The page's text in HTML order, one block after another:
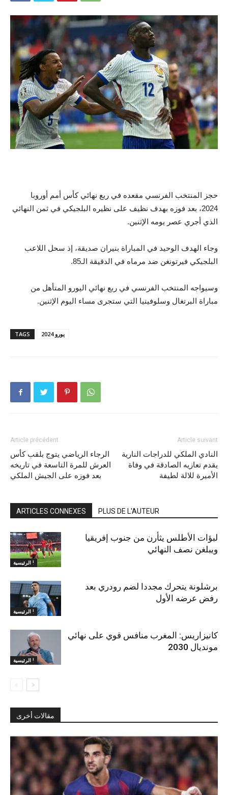
حجز المنتخب الفرنسي مقعده في ربع نهائي كأس أمم أوروبا
2024، بعد فوزه بهدف نظيف على نظيره البلجيكي في ثمن النهائي
الذي أجري عصر يومه الإثنين.
وجاء الهدف الوحيد في المباراة بنيران صديقة، إذ سحل اللاعب
البلجيكي فيرتونغن ضد مرماه في الدقيقة الـ85.
وسيواجه المنتخب الفرنسي في ربع نهائي اليورو المتأهل من
مباراة البرتغال وسلوفينيا التي ستجرى مساء اليوم الإثنين.
TAGS يورو 2024
Article précédent
الرجاء الرياضي يتوج بلقب كأس
العرش للمرة التاسعة في تاريخه
بعد فوزه على الجيش الملكي
Article suivant
النادي الملكي للدراجات النارية
يقدم تعازيه الصادقة في وفاة
الأميرة للالة لطيفة
ARTICLES CONNEXES PLUS DE L'AUTEUR
الرئيسية !
لبؤات الأطلس يثأرن من جنوب إفريقيا
ويبلغن نصف النهائي
الرئيسية !
برشلونة يتحرك مجددا لضم رودري بعد
رفض عرضه الأول
الرئيسية !
كانيزاريس: المغرب منافس قوي على نهائي
مونديال 2030
مقالات أخرى